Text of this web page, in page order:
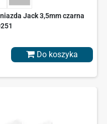
Jack 3,5mm czarna
Do koszyka